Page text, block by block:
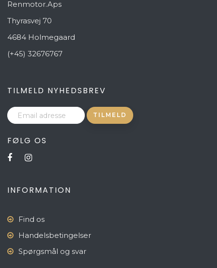
Renmotor.Aps
Thyrasvej 70
4684 Holmegaard
(+45) 32676767
TILMELD NYHEDSBREV
FØLG OS
INFORMATION
Find os
Handelsbetingelser
Spørgsmål og svar